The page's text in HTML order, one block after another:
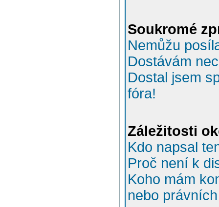
Soukromé
Nemůžu
Dostávám
Dostal jsem
fóra!
Záležitosti
Kdo napsal
Proč není k
Koho mám
nebo